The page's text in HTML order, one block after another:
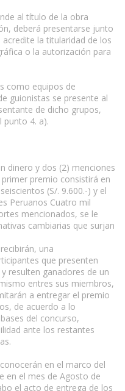
al título de la obra
deberá presentarse junto
la titularidad de los
o la autorización para
como equipos de
guionistas se presente al
de dicho grupos,
punto 4. a).
dinero y dos (2) menciones
premio consistirá en
(S/. 9.600.-) y el
Peruanos Cuatro mil
mencionados, se le
cambiarias que surjan
una
que presenten
resulten ganadores de un
entres sus miembros,
a entregar el premio
de acuerdo a lo
del concurso,
ante los restantes
en el marco del
en el mes de Agosto de
el acto de entrega de los